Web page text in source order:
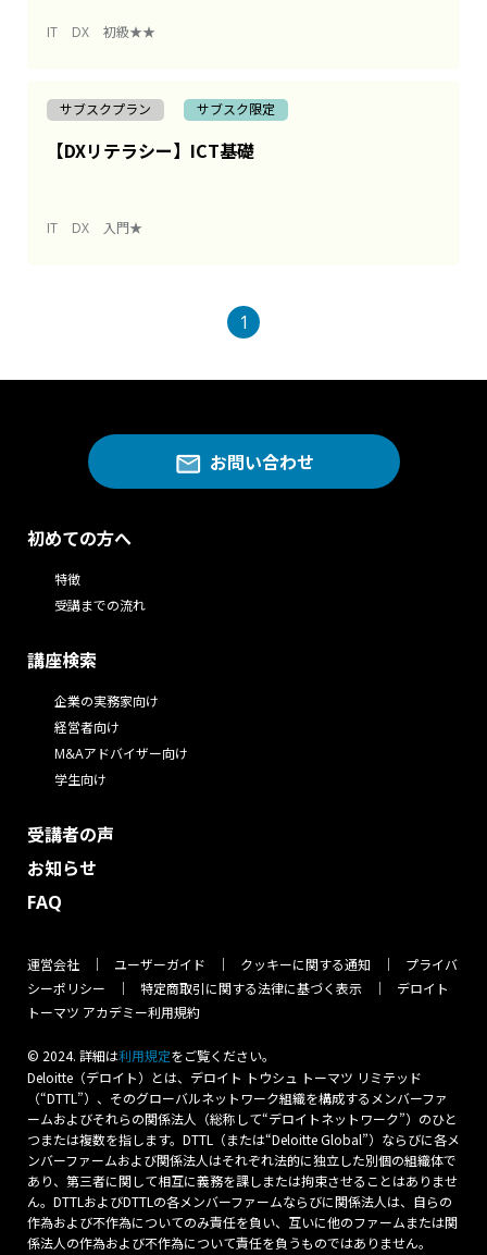
IT DX 初級★★
サブスクプラン サブスク限定
【DXリテラシー】ICT基礎
IT DX 入門★
1
初めての方へ
特徴
受講までの流れ
講座検索
企業の実務家向け
経営者向け
M&Aアドバイザー向け
学生向け
受講者の声
お知らせ
FAQ
お問い合わせ
運営会社 ユーザーガイド クッキーに関する通知
プライバ
シーポリシー
特定商取引に関する法律に基づく表示
デロイト
トーマツ アカデミー利用規約
© 2024. 詳細は利⽤規定をご覧ください。
Deloitte（デロイト）とは、デロイト トウシュ トーマツ リミテッド
（“DTTL”）、そのグローバルネットワーク組織を構成するメンバーファ
ームおよびそれらの関係法人（総称して“デロイトネットワーク”）のひと
つまたは複数を指します。DTTL（または“Deloitte Global”）ならびに各メ
ンバーファームおよび関係法人はそれぞれ法的に独立した別個の組織体で
あり、第三者に関して相互に義務を課しまたは拘束させることはありませ
ん。DTTLおよびDTTLの各メンバーファームならびに関係法人は、自らの
作為および不作為についてのみ責任を負い、互いに他のファームまたは関
係法人の作為および不作為について責任を負うものではありません。